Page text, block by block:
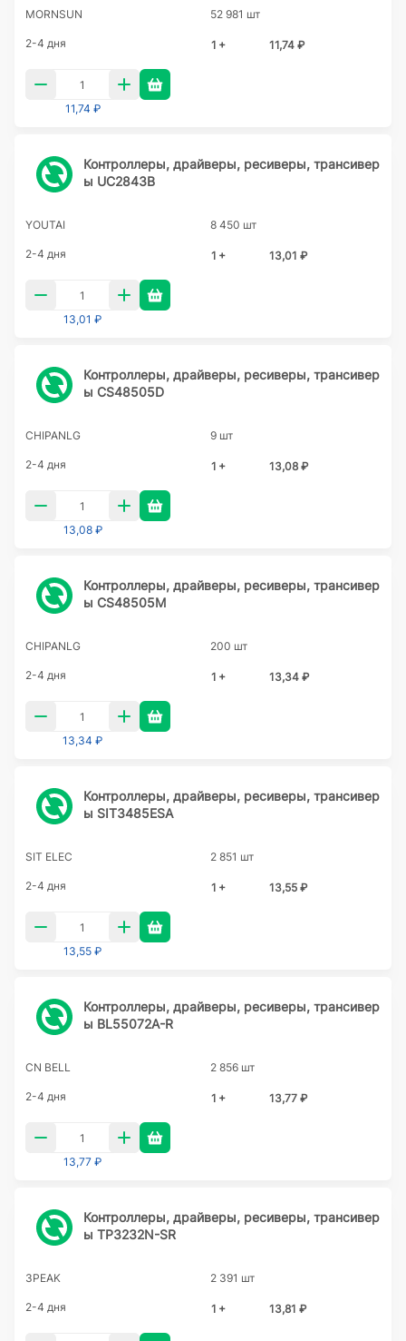
MORNSUN 52 981 шт
2-4 дня 1 + 11,74 ₽
11,74 ₽
Контроллеры, драйверы, ресиверы, трансивер
ы UC2843B
YOUTAI 8 450 шт
2-4 дня 1 + 13,01 ₽
13,01 ₽
Контроллеры, драйверы, ресиверы, трансивер
ы CS48505D
CHIPANLG 9 шт
2-4 дня 1 + 13,08 ₽
13,08 ₽
Контроллеры, драйверы, ресиверы, трансивер
ы CS48505M
CHIPANLG 200 шт
2-4 дня 1 + 13,34 ₽
13,34 ₽
Контроллеры, драйверы, ресиверы, трансивер
ы SIT3485ESA
SIT ELEC 2 851 шт
2-4 дня 1 + 13,55 ₽
13,55 ₽
Контроллеры, драйверы, ресиверы, трансивер
ы BL55072A-R
CN BELL 2 856 шт
2-4 дня 1 + 13,77 ₽
13,77 ₽
Контроллеры, драйверы, ресиверы, трансивер
ы TP3232N-SR
3PEAK 2 391 шт
2-4 дня 1 + 13,81 ₽